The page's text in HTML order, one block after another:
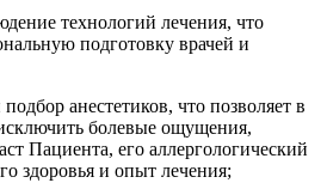
технологий лечения, что
подготовку врачей и
анестетиков, что позволяет в
болевые ощущения,
Пациента, его аллергологический
здо­ровья и опыт лечения;